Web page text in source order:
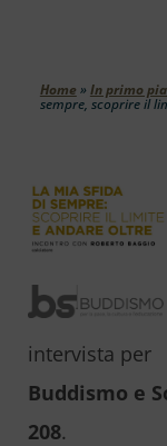
Home » In primo
sempre, scoprire il
intervista per
Buddismo e
208.